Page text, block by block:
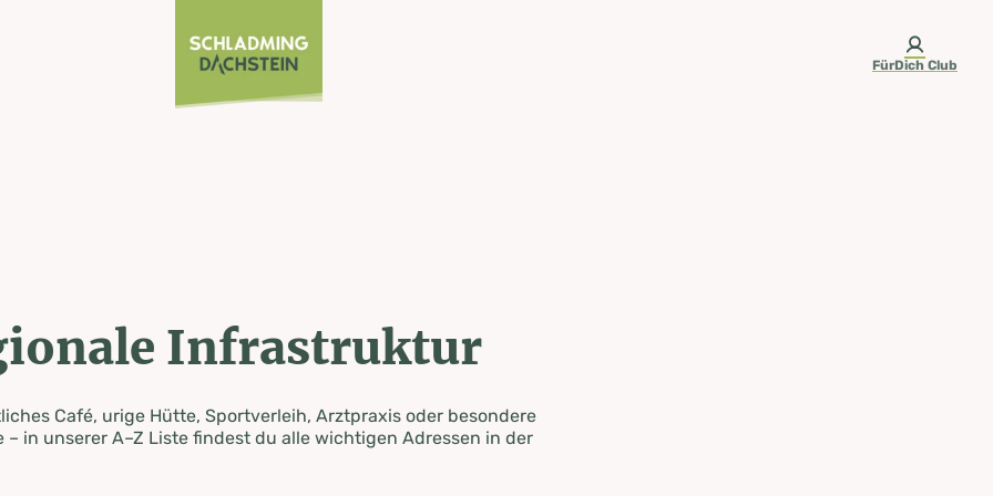
FürDich Club
Infrastruktur
Café, urige Hütte, Sportverleih, Arztpraxis oder besondere
– in unserer A–Z Liste findest du alle wichtigen Adressen in der